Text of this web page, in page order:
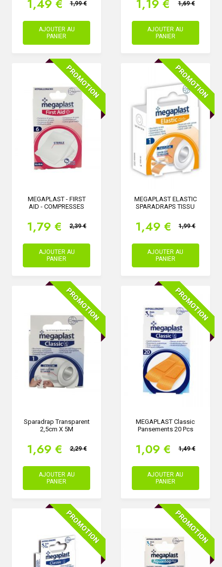
1,49 € 1,99 €
AJOUTER AU
PANIER
1,19 € 1,69 €
AJOUTER AU
PANIER
PROMOTION
MEGAPLAST - FIRST
AID - COMPRESSES
1,79 € 2,39 €
AJOUTER AU
PANIER
PROMOTION
MEGAPLAST ELASTIC
SPARADRAPS TISSU
1,49 € 1,99 €
AJOUTER AU
PANIER
PROMOTION
Sparadrap Transparent
2,5cm X 5M
1,69 € 2,29 €
AJOUTER AU
PANIER
PROMOTION
MEGAPLAST Classic
Pansements 20 Pcs
1,09 € 1,49 €
AJOUTER AU
PANIER
PROMOTION PROMOTION